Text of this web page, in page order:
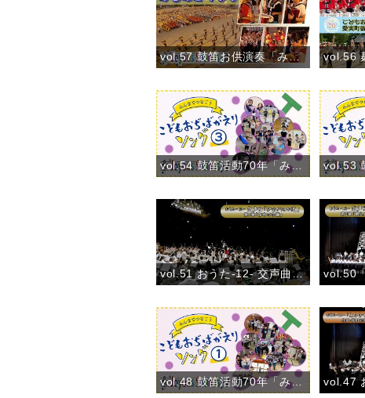
vol.57 鼓笛お供演奏「みちのこ キラリ」（7月30日）
vol.54 鼓笛活動70年「みんなでつなごう〝こどもおぢばがえりソング♪〟③」(2024)
vol.51 おうた-12- 交声曲「ひながたの道」第5章「存命の守護」おうた演奏会大阪公演
vol.48 鼓笛活動70年「みんなでつなごう〝こどもおぢばがえりソング♪〟①」(2024)